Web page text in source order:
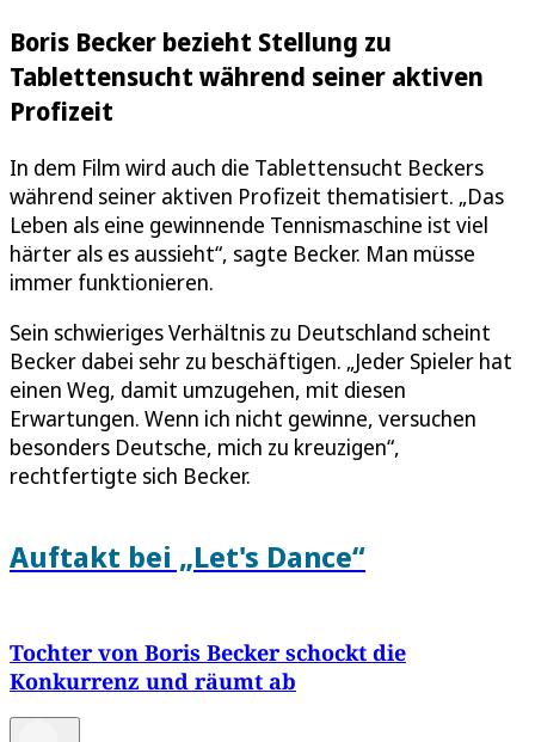
Boris Becker bezieht Stellung zu
Tablettensucht während seiner aktiven
Profizeit
In dem Film wird auch die Tablettensucht Beckers
während seiner aktiven Profizeit thematisiert. „Das
Leben als eine gewinnende Tennismaschine ist viel
härter als es aussieht“, sagte Becker. Man müsse
immer funktionieren.
Sein schwieriges Verhältnis zu Deutschland scheint
Becker dabei sehr zu beschäftigen. „Jeder Spieler hat
einen Weg, damit umzugehen, mit diesen
Erwartungen. Wenn ich nicht gewinne, versuchen
besonders Deutsche, mich zu kreuzigen“,
rechtfertigte sich Becker.
Auftakt bei „Let's Dance“
Tochter von Boris Becker schockt die
Konkurrenz und räumt ab